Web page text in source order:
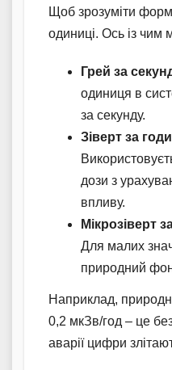
Щоб зрозуміти
одиниці. Ось із чим
Грей за
одиниця в
за секунду.
Зіверт за
дози з
впливу.
Мікрозіверт
Для малих
природний
Наприклад,
0,2 мкЗв/год – це
аварії цифри